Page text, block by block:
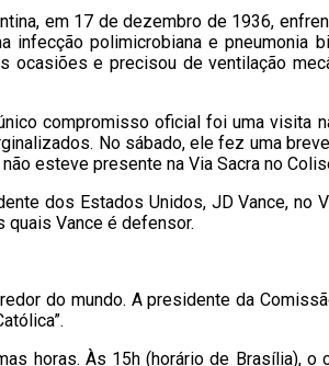
em 17 de dezembro de 1936,
infecção polimicrobiana e
ocasiões e precisou de ventilação
compromisso oficial foi uma visita
No sábado, ele fez uma
esteve presente na Via Sacra no
dos Estados Unidos, JD Vance, no
quais Vance é defensor.
do mundo. A presidente da
horas. Às 15h (horário de Brasília),